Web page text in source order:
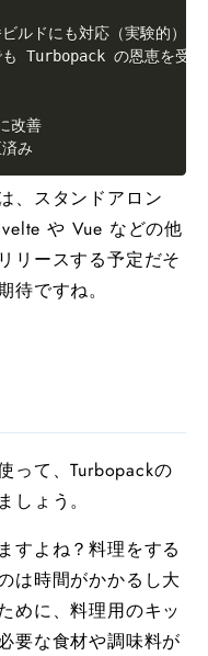
にも対応（実験的）
Turbopack の恩恵を受け
改善
み
、スタンドアロン
や Vue などの他
リースする予定だそ
待ですね。
って、Turbopackの
ょう。
すよね？料理をする
は時間がかかるし大
めに、料理用のキッ
要な食材や調味料が